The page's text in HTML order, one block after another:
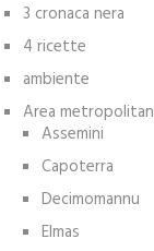
3 cronaca nera
4 ricette
ambiente
Area
Assemini
Capoterra
Decimomannu
Elmas